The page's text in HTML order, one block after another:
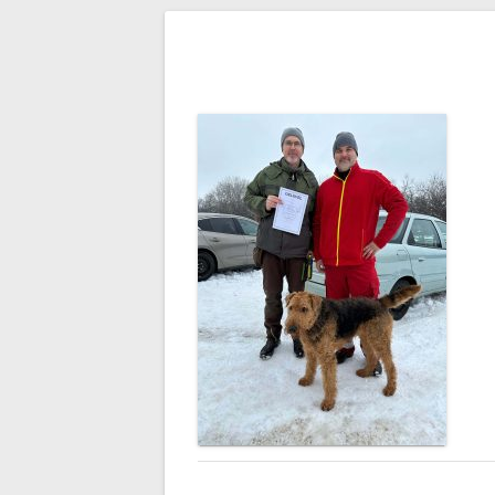
navigáció